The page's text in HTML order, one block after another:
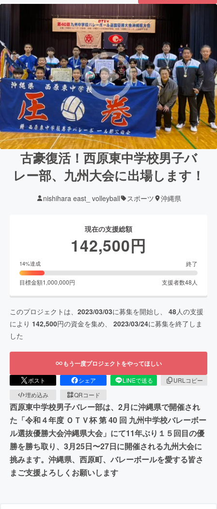
古豪復活！西原東中学校男子バ
レー部、九州大会に出場します！
nishihara east_ volleyball スポーツ 沖縄県
現在の支援総額
142,500円
14%達成 終了
目標金額1,000,000円 支援者数48 人
このプロジェクトは、 2023/03/03に募集を開始し、 48人の支援
により 142,500円の資金を集め、 2023/03/24に募集を終了しま
した
もう一度プロジェクトをやってほしい
ポスト シェア LINEで送る
URLコピー
埋め込み
QRコード
西原東中学校男子バレー部は、2月に沖縄県で開催され
た「令和４年度 ＯＴＶ杯 第 40 回 九州中学校バレーボー
ル選抜優勝大会沖縄県大会」にて11年ぶり１５回目の優
勝を勝ち取り、3月25日〜27日に開催される九州大会に
挑みます。沖縄県、西原町、バレーボールを愛する皆さ
まご支援よろしくお願いします